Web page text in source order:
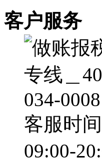
客户服务
客服时
09:00-